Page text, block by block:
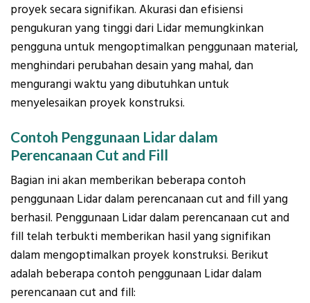
proyek secara signifikan. Akurasi dan efisiensi
pengukuran yang tinggi dari Lidar memungkinkan
pengguna untuk mengoptimalkan penggunaan material,
menghindari perubahan desain yang mahal, dan
mengurangi waktu yang dibutuhkan untuk
menyelesaikan proyek konstruksi.
Contoh Penggunaan Lidar dalam
Perencanaan Cut and Fill
Bagian ini akan memberikan beberapa contoh
penggunaan Lidar dalam perencanaan cut and fill yang
berhasil. Penggunaan Lidar dalam perencanaan cut and
fill telah terbukti memberikan hasil yang signifikan
dalam mengoptimalkan proyek konstruksi. Berikut
adalah beberapa contoh penggunaan Lidar dalam
perencanaan cut and fill: